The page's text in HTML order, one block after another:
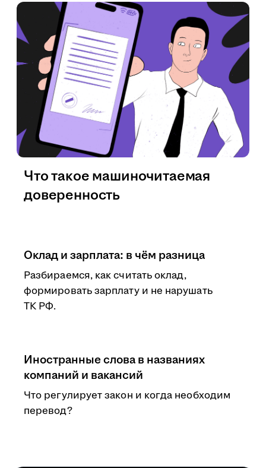
Оклад и зарплата: в чём разница
Разбираемся, как считать оклад,
формировать зарплату и не нарушать
ТК РФ.
Иностранные слова в названиях
компаний и вакансий
Что регулирует закон и когда необходим
перевод?
Что такое машиночитаемая
доверенность